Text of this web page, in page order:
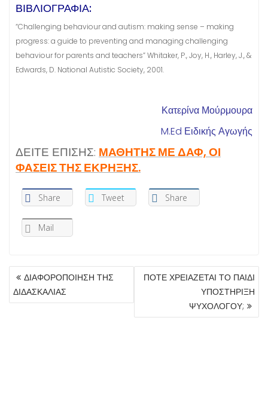
ΒΙΒΛΙΟΓΡΑΦΊΑ:
“Challenging behaviour and autism: making sense – making
progress: a guide to preventing and managing challenging
behaviour for parents and teachers” Whitaker, P., Joy, H., Harley, J., &
Edwards, D. National Autistic Society, 2001.
Κατερίνα Μούρμουρα
M.Ed Ειδικής Αγωγής
ΔΕΙΤΕ ΕΠΙΣΗΣ: ΜΑΘΗΤΗΣ ΜΕ ΔΑΦ, ΟΙ
ΦΑΣΕΙΣ ΤΗΣ ΕΚΡΗΞΗΣ.
Share Tweet Share
Mail
ΠΛΟΉΓΗΣΗ
ΆΡΘΡΩΝ
ΔΙΑΦΟΡΟΠΟΙΗΣΗ ΤΗΣ
ΔΙΔΑΣΚΑΛΙΑΣ
ΠΟΤΕ ΧΡΕΙΑΖΕΤΑΙ ΤΟ ΠΑΙΔΙ
ΥΠΟΣΤΗΡΙΞΗ
ΨΥΧΟΛΟΓΟΥ;